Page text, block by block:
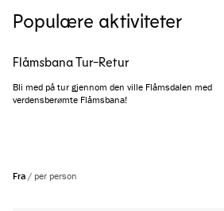
Populære aktiviteter
Flåmsbana Tur-Retur
Bli med på tur gjennom den ville Flåmsdalen med
verdensberømte Flåmsbana!
Fra / per person